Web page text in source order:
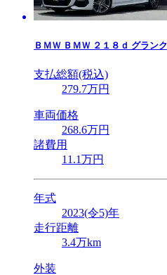
ＢＭＷ ＢＭＷ ２１８ｄ グラン
支払総額(税込)
279.7万円
車両価格
268.6万円
諸費用
11 .1万円
年式
2023(令5)年
走行距離
3.4万km
外装